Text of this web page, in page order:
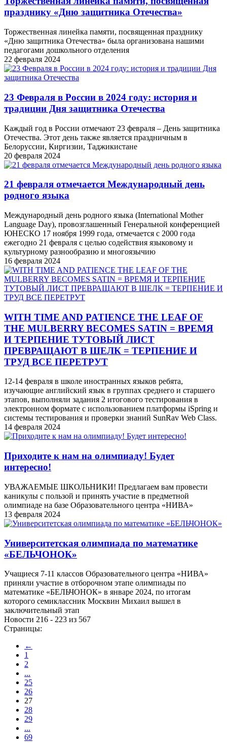
празднику «Дню защитника Отечества»
Торжественная линейка памяти, посвященная празднику
«Дню защитника Отечества» была организована нашими
педагогами дошкольного отделения
22 февраля 2024
23 Февраля в России в 2024 году: история и
традиции Дня защитника Отечества
Каждый год в России отмечают 23 февраля – День защитника
Отечества. Этот день также является праздничным в
Белоруссии, Киргизии, Таджикистане
20 февраля 2024
21 февраля отмечается Международный день
родного языка
Международный день родного языка (International Mother
Language Day), провозглашенный Генеральной конференцией
ЮНЕСКО 17 ноября 1999 года, отмечается с 2000 года
ежегодно 21 февраля с целью содействия языковому и
культурному разнообразию и многоязычию
16 февраля 2024
WITH TIME AND PATIENCE THE LEAF OF
THE MULBERRY BECOMES SATIN = ВРЕМЯ
И ТЕРПЕНИЕ ТУТОВЫЙ ЛИСТ
ПРЕВРАЩАЮТ В ШЕЛК = ТЕРПЕНИЕ И
ТРУД ВСЕ ПЕРЕТРУТ
12-14 февраля в школе иностранных языков ребята,
изучающие английский язык в группах среднего и старшего
этапов, выполняли задания 2 итогового тестирования в
электронном формате с использованием платформы iSpring и
системы тестирования и проверки знаний SunRav Web Class.
14 февраля 2024
Приходите к нам на олимпиаду! Будет
интересно!
УВАЖАЕМЫЕ ШКОЛЬНИКИ! Предлагаем вам провести
каникулы с пользой и принять участие в предметной
олимпиаде на базе Образовательного центра «НИВА»
13 февраля 2024
Университетская олимпиада по математике
«БЕЛЬЧОНОК»
Учащиеся 7-11 классов Образовательного центра «НИВА»
приняли участие в отборочном этапе олимпиады по
математике «БЕЛЬЧОНОК» в январе 2024, по итогам
которого семиклассник Москвин Михаил вышел в
заключительный этап
Новости 216 - 223 из 567
Страницы:
←
1
2
...
25
26
27
28
29
...
69